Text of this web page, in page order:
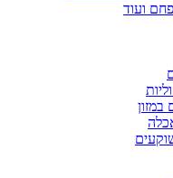
פחם ועוד
במזון